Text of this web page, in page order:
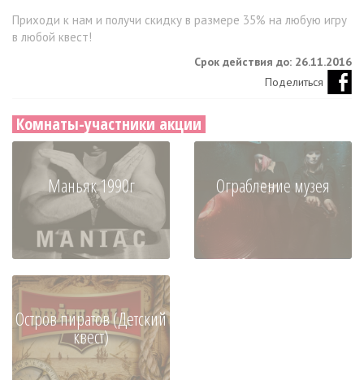
Приходи к нам и получи скидку в размере 35% на любую игру
в любой квест!
Срок действия до: 26.11.2016
Поделиться
Комнаты-участники акции
Маньяк 1990г Ограбление музея
Остров пиратов (Детский
квест)